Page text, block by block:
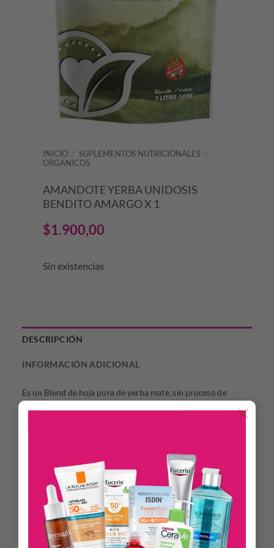
×
INICIO / SUPLEMENTOS NUTRICIONALES /
ORGANICOS
AMANDOTE YERBA UNIDOSIS
BENDITO AMARGO X 1
$1.900,00
Sin existencias
DESCRIPCIÓN
INFORMACIÓN ADICIONAL
Es un Blend de hoja pura de yerba mate, sin proceso de
menta. Otra excelente opción que cae y muy bien. Rinde 1 L.
1) Calentar agua a 80 ºC y colocarla en un termo.
2) Elegir un mate chico de loza, vidrio o acero.
3) Agregarle “Dulce Concepción” hasta 1/2 de su capacidad
(3-4 cuch. soperas).